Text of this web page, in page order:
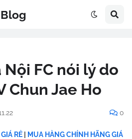
FC nói lý do
Chun Jae Ho
0
RẺ
MUA HÀNG CHÍNH HÃNG GIÁ